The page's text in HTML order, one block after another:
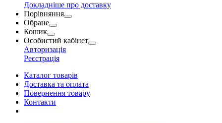
Докладніше про доставку
Порівняння
Обране
Кошик
Особистий кабінет
Авторизація
Реєстрація
Каталог товарів
Доставка та оплата
Повернення товару
Контакти